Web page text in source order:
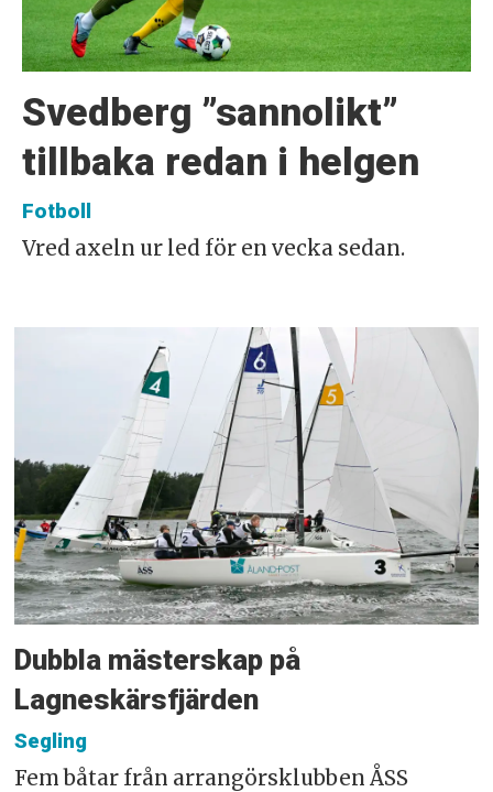
Svedberg ”sannolikt”
tillbaka redan i helgen
Fotboll
Vred axeln ur led för en vecka sedan.
Dubbla mästerskap på
Lagneskärsfjärden
Segling
Fem båtar från arrangörsklubben ÅSS